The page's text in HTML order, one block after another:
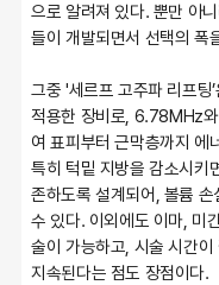
으로 알려져 있다. 뿐만 아
들이 개발되면서 선택의 폭
그중 '세르프 고주파 리프팅
적용한 장비로, 6.78MHz
여 표피부터 근막층까지 에
특히 턱밑 지방을 감소시키
존하도록 설계되어, 볼륨
수 있다. 이외에도 이마, 미
술이 가능하고, 시술 시간
지속된다는 점도 장점이다.